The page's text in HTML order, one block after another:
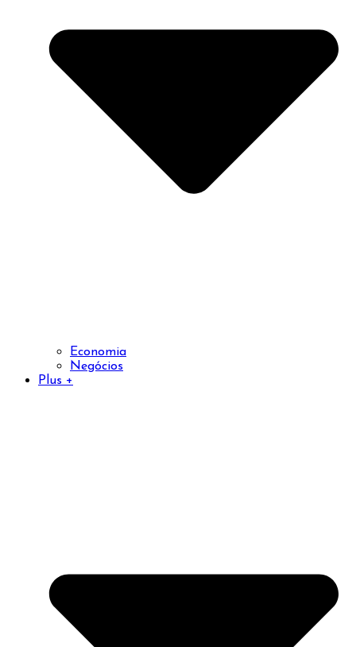
Economia
Negócios
Plus +